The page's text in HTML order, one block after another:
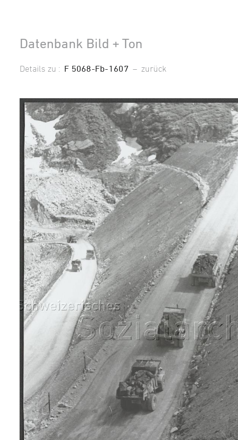
Datenbank Bild + Ton
Details zu : F 5068-Fb-1607 – zurück